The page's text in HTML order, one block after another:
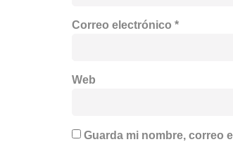
Correo electrónico *
Web
Guarda mi nombre, correo